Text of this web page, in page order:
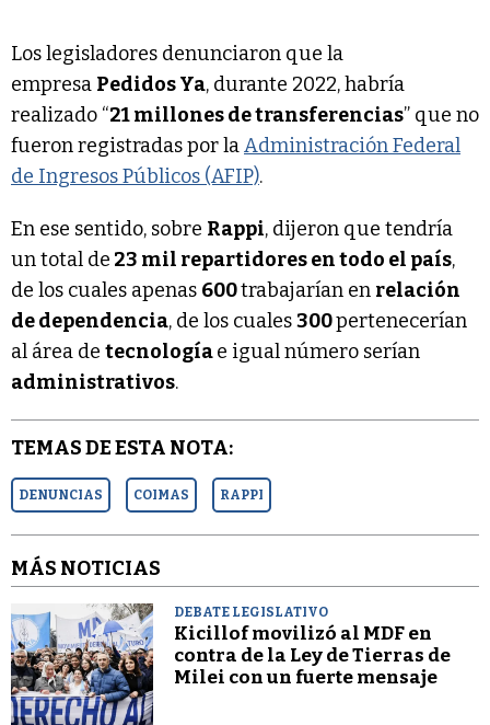
Los legisladores denunciaron que la
empresa Pedidos Ya, durante 2022, habría
realizado “21 millones de transferencias” que no
fueron registradas por laAdministración Federal
de Ingresos Públicos (AFIP).
En ese sentido, sobre Rappi, dijeron que tendría
un total de 23 mil repartidores en todo el país,
de los cuales apenas 600trabajarían en relación
de dependencia, de los cuales300pertenecerían
al área de tecnologíae igual número serían
administrativos.
TEMAS DE ESTA NOTA:
DENUNCIAS COIMAS RAPPI
MÁS NOTICIAS
DEBATE LEGISLATIVO
Kicillof movilizó al MDF en
contra de la Ley de Tierras de
Milei con un fuerte mensaje